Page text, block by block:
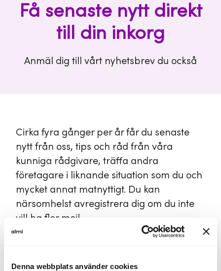
Denna webbplats använder cookies
Få senaste nytt direkt
till din inkorg
Anmäl dig till vårt nyhetsbrev du också
Cirka fyra gånger per år får du senaste
nytt från oss, tips och råd från våra
kunniga rådgivare, träffa andra
företagare i liknande situation som du och
mycket annat matnyttigt. Du kan
närsomhelst avregistrera dig om du inte
vill ha fler mejl.